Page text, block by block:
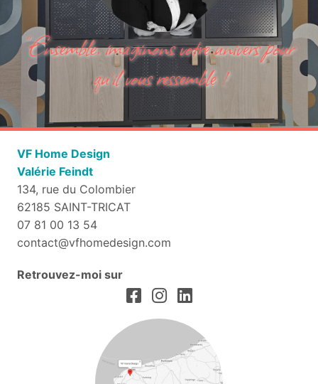
"Ensemble, imaginons votre univers pour
qu’il vous ressemble !
VF Home Design
Valérie Feindt
134, rue du Colombier
62185 SAINT-TRICAT
07 81 00 13 54
contact@vfhomedesign.com
Retrouvez-moi sur
Suivez-VF Home Design sur
SJe suis sur Instagram
Retrouvez VF Home